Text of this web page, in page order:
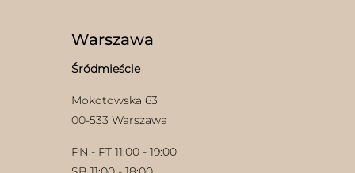
na
stronie
produktu
Warszawa
Śródmieście
Mokotowska 63
00-533 Warszawa
PN - PT 11:00 - 19:00